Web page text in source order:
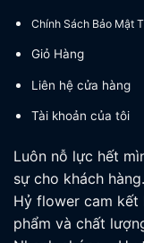
Chính Sách Bảo Mật
Giỏ Hàng
Liên hệ cửa hàng
Tài khoản của tôi
Luôn nỗ lực hết
sự cho khách
Hỷ flower cam kết
phẩm và chất